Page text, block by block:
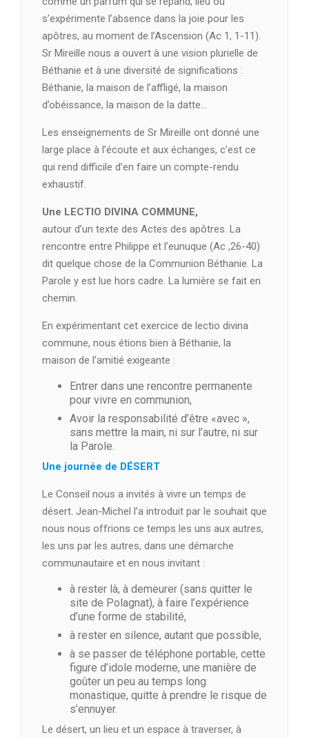
s’expérimente l’absence dans la joie pour les
apôtres, au moment de l’Ascension (Ac 1, 1-11).
Sr Mireille nous a ouvert à une vision plurielle de
Béthanie et à une diversité de significations :
Béthanie, la maison de l’affligé, la maison
d’obéissance, la maison de la datte…
Les enseignements de Sr Mireille ont donné une
large place à l’écoute et aux échanges, c’est ce
qui rend difficile d’en faire un compte-rendu
exhaustif.
Une LECTIO DIVINA COMMUNE,
autour d’un texte des Actes des apôtres. La
rencontre entre Philippe et l’eunuque (Ac ,26-40)
dit quelque chose de la Communion Béthanie. La
Parole y est lue hors cadre. La lumière se fait en
chemin.
En expérimentant cet exercice de lectio divina
commune, nous étions bien à Béthanie, la
maison de l’amitié exigeante :
Entrer dans une rencontre permanente
pour vivre en communion,
Avoir la responsabilité d’être «avec »,
sans mettre la main, ni sur l’autre, ni sur
la Parole.
Une journée de DÉSERT
Le Conseil nous a invités à vivre un temps de
désert. Jean-Michel l’a introduit par le souhait que
nous nous offrions ce temps les uns aux autres,
les uns par les autres, dans une démarche
communautaire et en nous invitant :
à rester là, à demeurer (sans quitter le
site de Polagnat), à faire l’expérience
d’une forme de stabilité,
à rester en silence, autant que possible,
à se passer de téléphone portable, cette
figure d’idole moderne, une manière de
goûter un peu au temps long
monastique, quitte à prendre le risque de
s’ennuyer.
Le désert, un lieu et un espace à traverser, à